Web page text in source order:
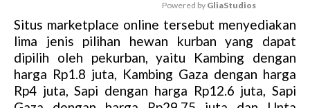
M
u
t
e
Powered by GliaStudios
Situs marketplace online tersebut menyediakan
lima jenis pilihan hewan kurban yang dapat
dipilih oleh pekurban, yaitu Kambing dengan
harga Rp1.8 juta, Kambing Gaza dengan harga
Rp4 juta, Sapi dengan harga Rp12.6 juta, Sapi